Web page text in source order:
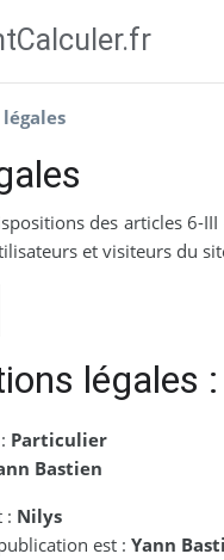
des articles 6-
et visiteurs du
légales :
Particulier
Bastien
: Nilys
est : Yann